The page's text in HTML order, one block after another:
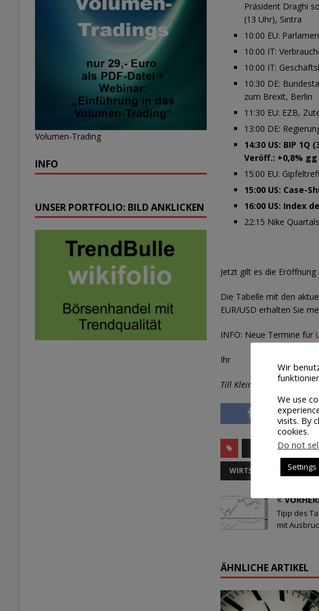
Präsident Draghi
(13 Uhr), Sintra
10:00 EU:
10:00 IT:
10:00 IT:
10:30 DE:
zum Brexit, Berlin
11:30 EU: EZB,
13:00 DE:
14:30 US: BIP
Veröff.: +0,8%
15:00 EU:
15:00 US: Case-
16:00 US: Index
22:15 Nike
Jetzt gilt es die
Die Tabelle mit den
EUR/USD erhalten Sie
INFO: Neue Termine für
Ihr
Till Kleinlein
WIRTSCHAFTSDATEN
Tipp des
mit
ÄHNLICHE ARTIKEL
Volumen-Trading
INFO
UNSER PORTFOLIO: BILD ANKLICKEN
Wir
We use
visits. By
cookies.
Do not
Settings